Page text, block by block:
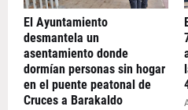
El Ayuntamiento
desmantela un
asentamiento donde
dormían personas sin hogar
en el puente peatonal de
Cruces a Barakaldo